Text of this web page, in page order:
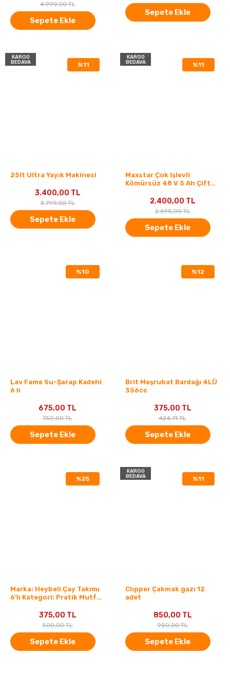
4.999,00 TL
Sepete Ekle
Sepete Ekle
KARGO
BEDAVA
%11
25lt Ultra Yayık Makinesi
3.400,00 TL
3.799,00 TL
Sepete Ekle
KARGO
BEDAVA
%11
Maxstar Çok Işlevli
Kömürsüz 48 V 5 Ah Çift
Somun Sıkma Setli
2.400,00 TL
2.695,00 TL
Sepete Ekle
%10
Lav Fame Su-Şarap Kadehi
6 lı
675,00 TL
750,00 TL
Sepete Ekle
%12
Brit Meşrubat Bardağı 4LÜ
356cc
375,00 TL
424,71 TL
Sepete Ekle
%25
Marka: Heybeli Çay Takımı
6'lı Kategori: Pratik Mutfak
375,00 TL
500,00 TL
Sepete Ekle
KARGO
BEDAVA
%11
Clıpper Çakmak gazı 12
adet
850,00 TL
950,00 TL
Sepete Ekle